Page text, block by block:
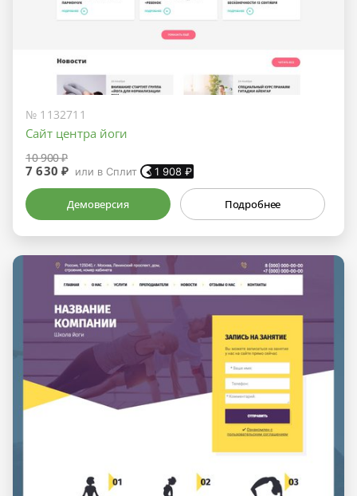
№ 1132711
Сайт центра йоги
10 900 ₽
7 630 ₽ или в Сплит 1 908 ₽
Демоверсия Подробнее